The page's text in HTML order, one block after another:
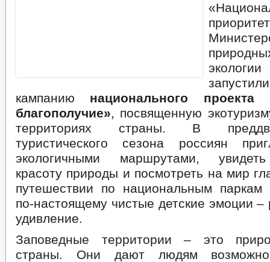
кампанию национального проекта
благополучие», посвященную
территориях страны. В
туристического сезона россиян
экологичными маршрутами,
красоту природы и посмотреть на мир
путешествии по национальным паркам
по-настоящему чистые детские эмоции –
удивление.
Заповедные территории – это
страны. Они дают людям